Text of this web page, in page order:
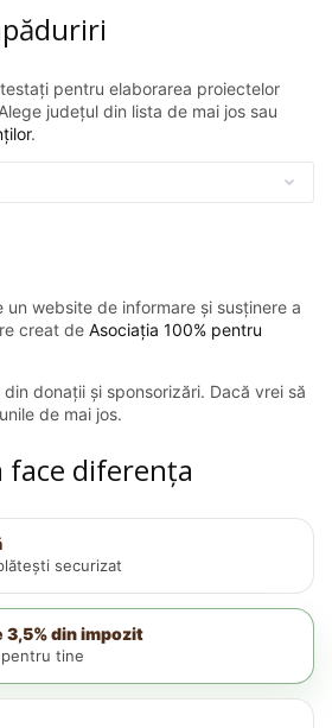
pentru elaborarea proiectelor
județul din lista de mai jos sau
.
un website de informare și susținere a
creat de Asociația 100% pentru
donații și sponsorizări. Dacă vrei să
de mai jos.
diferența
securizat
3,5% din impozit
tine